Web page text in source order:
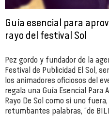
Guía esencial para
rayo del festival Sol
Pez gordo y fundador de la
Festival de Publicidad El Sol,
los animadores oficiosos del
regala una Guía Esencial
Rayo De Sol como si uno
retumbantes palabras, “de